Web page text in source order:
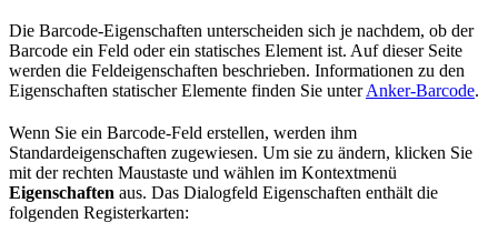
Die Barcode-Eigenschaften unterscheiden sich je nachdem, ob der
Barcode ein Feld oder ein statisches Element ist. Auf dieser Seite
werden die Feldeigenschaften beschrieben. Informationen zu den
Eigenschaften statischer Elemente finden Sie unterAnker-Barcode.
Wenn Sie ein Barcode-Feld erstellen, werden ihm
Standardeigenschaften zugewiesen. Um sie zu ändern, klicken Sie
mit der rechten Maustaste und wählen im Kontextmenü
Eigenschaften aus. Das Dialogfeld Eigenschaften enthält die
folgenden Registerkarten: